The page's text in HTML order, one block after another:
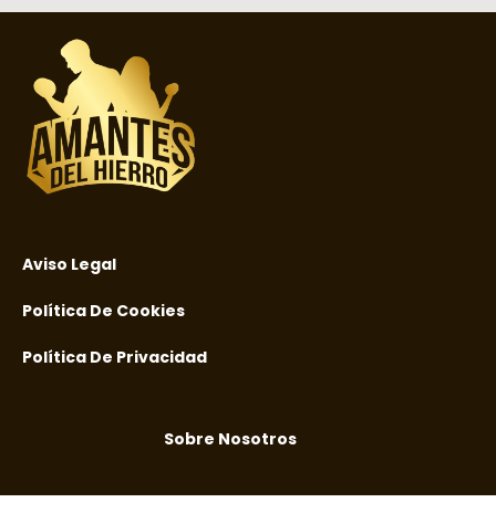
Aviso Legal
Política De Cookies
Política De Privacidad
Sobre Nosotros